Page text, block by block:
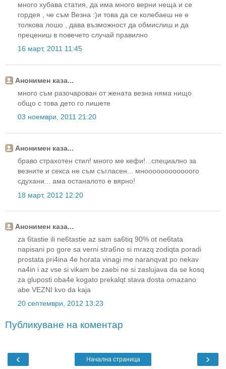
много хубава статия, да има много верни неща и се
гордея , че съм Везна :)и това да се колебаеш не е
толкова лошо , дава възможност да обмислиш и да
прецениш в повечето случай правилно
16 март, 2011 11:45
Анонимен каза...
много съм разочарован от жената везна няма нищо
общо с това дето го пишете
03 ноември, 2011 21:20
Анонимен каза...
браво страхотен стил! много ме кефи!...специално за
везните и секса не съм съгласен... мноооооооооооого
сдухани... ама останалото е вярно!
18 март, 2012 12:20
Анонимен каза...
za 6tastie ili ne6tastie az sam sa6tiq 90% ot ne6tata
napisani po gore sa verni stra6no si mrazq zodiqta poradi
prostata pri4ina 4e horata vinagi me naranqvat po nekav
na4in i az vse si vikam be zaebi ne si zaslujava da se kosq
za gluposti oba4e kogato prekalqt stava dosta omazano
abe VEZNI kvo da kaja
20 септември, 2012 13:23
Публикуване на коментар
‹ ›
Начална страница